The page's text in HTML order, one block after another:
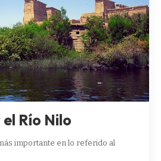
Río Nilo
importante en lo referido al